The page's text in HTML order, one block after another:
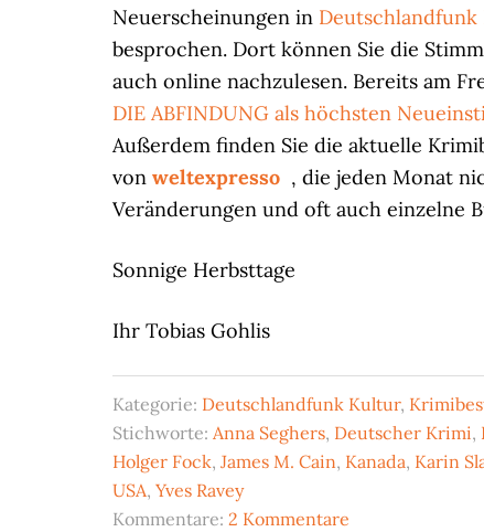
Neuerscheinungen in
besprochen. Dort können Sie die
auch online nachzulesen. Bereits am
DIE ABFINDUNG als höchsten
Außerdem finden Sie die aktuelle
von weltexpresso , die jeden Monat
Veränderungen und oft auch einzelne
Sonnige Herbsttage
Ihr Tobias Gohlis
Kategorie: Deutschlandfunk Kultur,
Stichworte: Anna Seghers, Deutscher Krimi,
Holger Fock, James M. Cain, Kanada, Karin
USA, Yves Ravey
Kommentare: 2 Kommentare